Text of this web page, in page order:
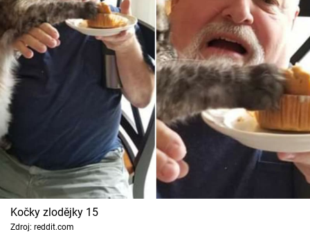
Kočky zlodějky 15
Zdroj: reddit.com